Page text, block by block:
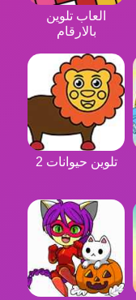
العاب تلوين
بالارقام
تلوين حيوانات 2